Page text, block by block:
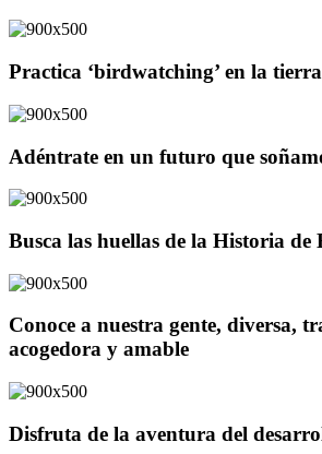
Practica ‘birdwatching’ en la
Adéntrate en un futuro que
Busca las huellas de la Historia de
Conoce a nuestra gente, diversa,
acogedora y amable
Disfruta de la aventura del